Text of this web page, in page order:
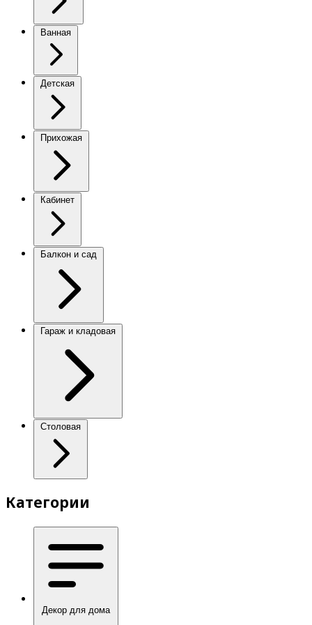
Ванная
Детская
Прихожая
Кабинет
Балкон и сад
Гараж и кладовая
Столовая
Категории
Декор для дома